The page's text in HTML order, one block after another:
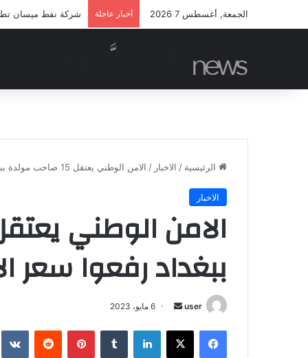
الجمعة, أغسطس 7 2026 أخبار عاجلة شركة نفط ميسان تطلق
الرئيسية / الاخبار / الامن الوطني يعتقل 15 صاحب مولدة ببغداد رفعوا سعر الامبير
الاخبار
ببغداد رفعوا سعر
user
أرسل 6 مايو، 2023
فيسبوك ‫X لينكدإن بينتيريست